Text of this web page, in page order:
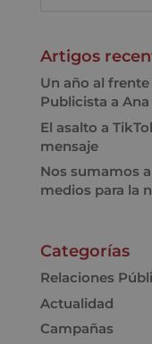
Artigos
Un año al
Publicista a
El asalto a
mensaje
Nos sumamos
medios para la
Categorías
Relaciones
Actualidad
Campañas